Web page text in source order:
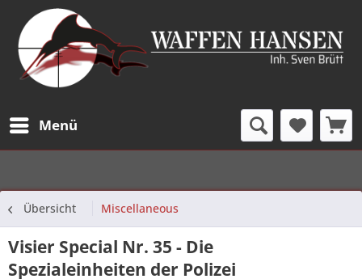
Menü
Übersicht Miscellaneous
Visier Special Nr. 35 - Die
Spezialeinheiten der Polizei